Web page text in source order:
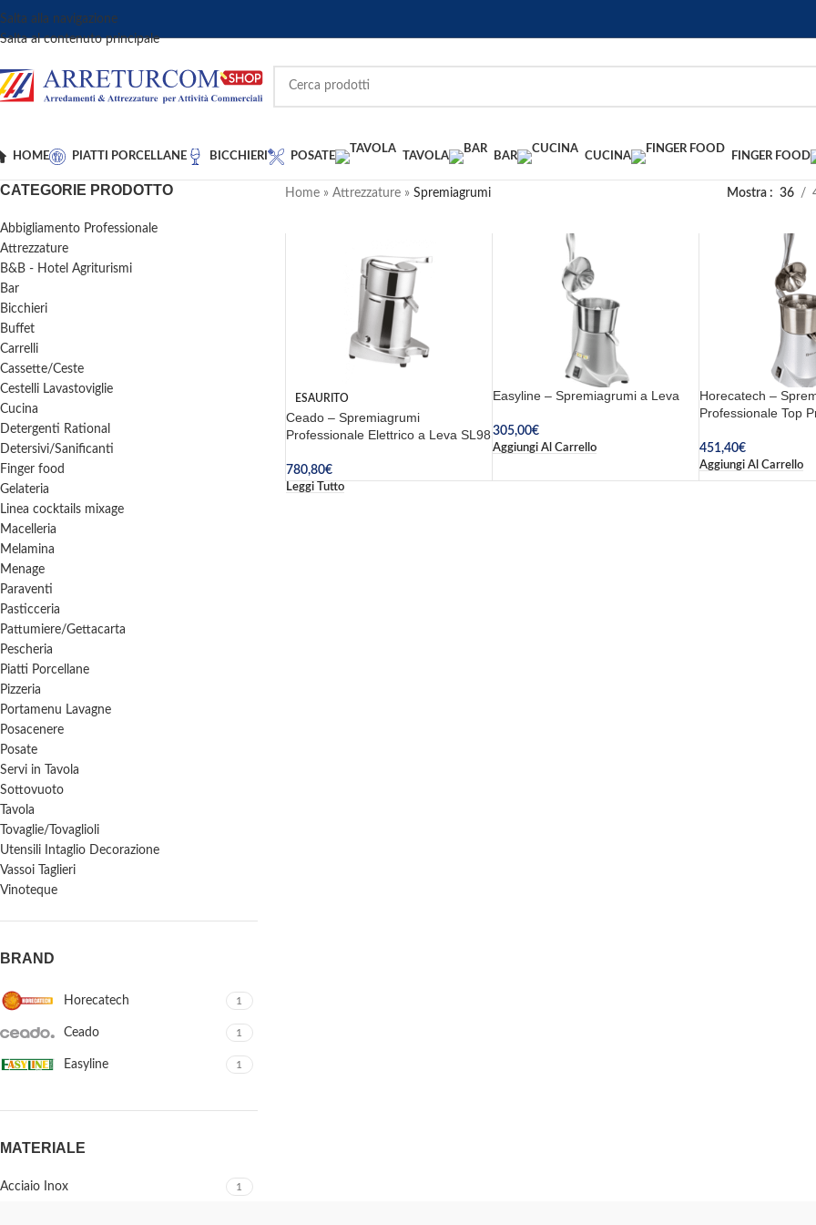
Salta alla navigazione
Salta al contenuto principale
HOME PIATTI PORCELLANE BICCHIERI POSATE TAVOLA BAR CUCINA FINGER FOOD
CATEGORIE PRODOTTO
Abbigliamento Professionale
Attrezzature
B&B - Hotel Agriturismi
Bar
Bicchieri
Buffet
Carrelli
Cassette/Ceste
Cestelli Lavastoviglie
Cucina
Detergenti Rational
Detersivi/Sanificanti
Finger food
Gelateria
Linea cocktails mixage
Macelleria
Melamina
Menage
Paraventi
Pasticceria
Pattumiere/Gettacarta
Pescheria
Piatti Porcellane
Pizzeria
Portamenu Lavagne
Posacenere
Posate
Servi in Tavola
Sottovuoto
Tavola
Tovaglie/Tovaglioli
Utensili Intaglio Decorazione
Vassoi Taglieri
Vinoteque
BRAND
Horecatech 1
Ceado 1
Easyline 1
MATERIALE
Acciaio Inox 1
Home» Attrezzature» Spremiagrumi Mostra 36
ESAURITO
Ceado – Spremiagrumi
Professionale Elettrico a Leva SL98
780,80€
Leggi Tutto
Easyline – Spremiagrumi a Leva
305,00€
Aggiungi Al Carrello
Horecatech –
Professionale Top
451,40€
Aggiungi Al Carrello